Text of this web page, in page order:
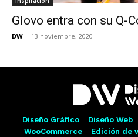
Glovo entra con su Q-
DW - 13 noviembre, 2020
Diseño Gráfico Diseño Web
WooCommerce
Edición de